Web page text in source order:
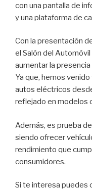
con una pantalla de
y una plataforma de
Con la presentación
el Salón del
aumentar la
Ya que, hemos
autos eléctricos
reflejado en modelos
Además, es prueba
siendo ofrecer
rendimiento que
consumidores.
Si te interesa puedes